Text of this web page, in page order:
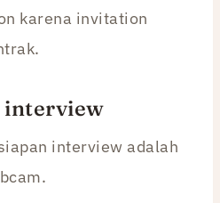
karena invitation
interview
interview adalah